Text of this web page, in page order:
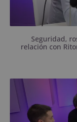
Seguridad,
relación con
Los
fue